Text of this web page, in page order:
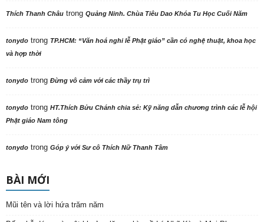
Thích Thanh Châu trong Quảng Ninh. Chùa Tiêu Dao Khóa Tu Học Cuối Năm
tonydo trong TP.HCM: “Văn hoá nghi lễ Phật giáo” cần có nghệ thuật, khoa học
và hợp thời
tonydo trong Đừng vô cảm với các thầy trụ trì
tonydo trong HT.Thích Bửu Chánh chia sẻ: Kỹ năng dẫn chương trình các lễ hội
Phật giáo Nam tông
tonydo trong Góp ý với Sư cô Thích Nữ Thanh Tâm
BÀI MỚI
Mũi tên và lời hứa trăm năm